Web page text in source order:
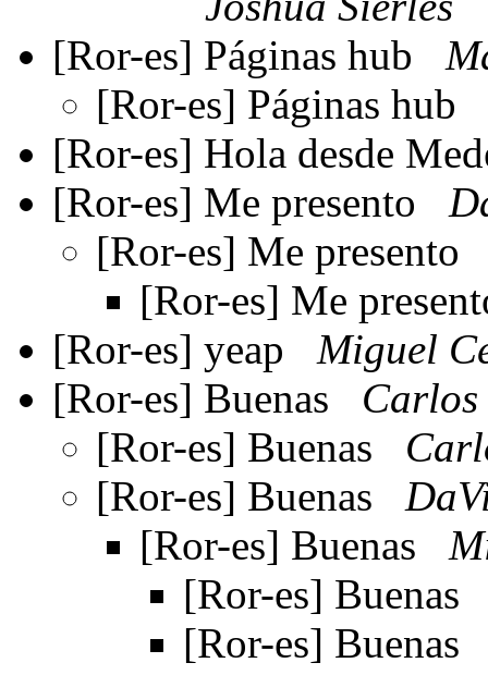
[Ror-es] Páginas hub
[Ror-es] Páginas hub
[Ror-es] Hola desde
[Ror-es] Me presento
[Ror-es] Me presento
[Ror-es] Me
[Ror-es] yeap
Miguel
[Ror-es] Buenas
[Ror-es] Buenas
[Ror-es] Buenas
[Ror-es] Buenas
[Ror-es] Buenas
[Ror-es] Buenas